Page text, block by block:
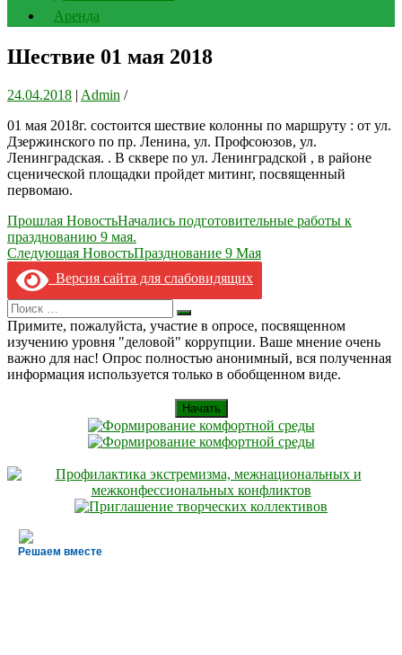
Аренда
Шествие 01 мая 2018
24.04.2018 | Admin /
01 мая 2018г. состоится шествие колонны по маршруту : от ул.
Дзержинского по пр. Ленина, ул. Профсоюзов, ул.
Ленинградская. . В сквере по ул. Ленинградской , в районе
сценической площадки пройдет митинг, посвященный
первомаю.
Навигация
по
записям
Прошлая НовостьНачались подготовительные работы к
празднованию 9 мая.
Следующая НовостьПразднование 9 Мая
Версия сайта для слабовидящих
Search
for:
Искать
Примите, пожалуйста, участие в опросе, посвященном
изучению уровня "деловой" коррупции. Ваше мнение очень
важно для нас! Опрос полностью анонимный, вся полученная
информация используется только в обобщенном виде.
Начать
Решаем вместе